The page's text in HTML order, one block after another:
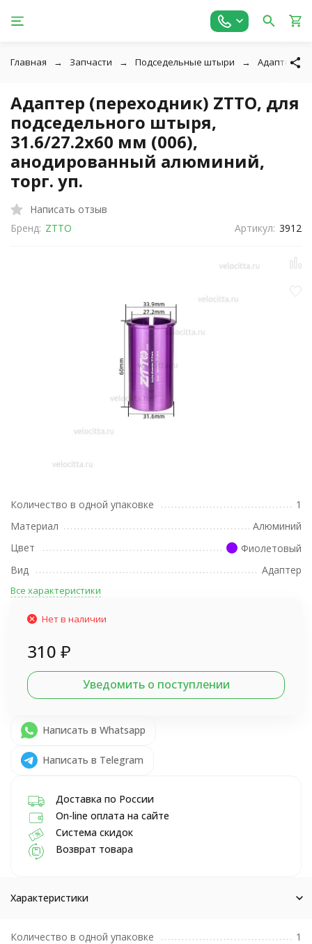
Главная Запчасти Подседельные штыри Адаптеры
Адаптер (переходник) ZTTO, для
подседельного штыря,
31.6/27.2х60 мм (006),
анодированный алюминий,
торг. уп.
Написать отзыв
Бренд: ZTTO Артикул: 3912
Количество в одной упаковке
1
Материал
Алюминий
Цвет
Фиолетовый
Вид
Адаптер
Все характеристики
Нет в наличии
310 ₽
Уведомить о поступлении
Написать в Whatsapp
Написать в Telegram
Доставка по России
On-line оплата на сайте
Система скидок
Возврат товара
Характеристики
Количество в одной упаковке
1